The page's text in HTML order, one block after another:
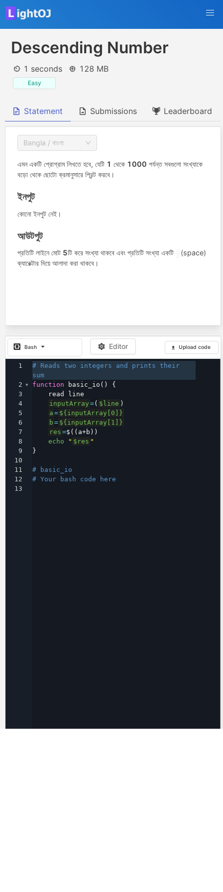
Descending Number
1 seconds 128 MB
Easy
Statement Submissions Leaderboard
Bangla / বাংলা
এমন একটি প্রোগ্রাম লিখতে হবে, যেটি 1 থেকে 1000 পর্যন্ত সবগুলো সংখ্যাকে
বড়ো থেকে ছোটো ক্রমানুসারে প্রিন্ট করবে।
ইনপুট
কোনো ইনপুট নেই।
আউটপুট
প্রতিটি লাইনে মোট 5টি করে সংখ্যা থাকবে এবং প্রতিটি সংখ্যা একটি
(space)
ক্যারেক্টার দিয়ে আলাদা করা থাকবে।
Bash Editor Upload code
1
# Reads two integers and prints their
sum
2
function basic_io() {
3
read line
4
inputArray =( $line )
5
a = ${inputArray[0]}
6
b = ${inputArray[1]}
7
res =$((a+b))
8
echo " $res "
9
}
10
11
# basic_io
12
# Your bash code here
13